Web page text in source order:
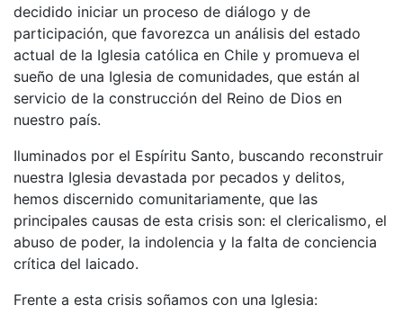
decidido iniciar un proceso de diálogo y de
participación, que favorezca un análisis del estado
actual de la Iglesia católica en Chile y promueva el
sueño de una Iglesia de comunidades, que están al
servicio de la construcción del Reino de Dios en
nuestro país.
Iluminados por el Espíritu Santo, buscando reconstruir
nuestra Iglesia devastada por pecados y delitos,
hemos discernido comunitariamente, que las
principales causas de esta crisis son: el clericalismo, el
abuso de poder, la indolencia y la falta de conciencia
crítica del laicado.
Frente a esta crisis soñamos con una Iglesia: